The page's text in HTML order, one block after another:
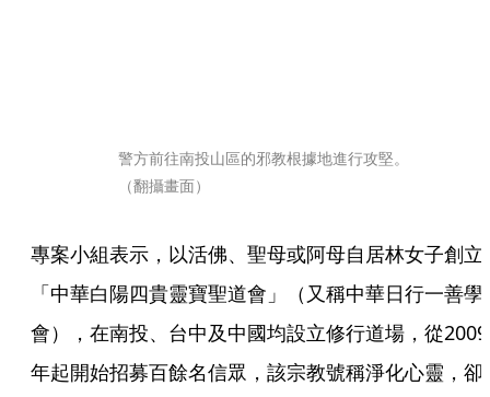
警方前往南投山區的邪教根據地進行攻堅。
（翻攝畫面）
專案小組表示，以活佛、聖母或阿母自居林女子創立
「中華白陽四貴靈寶聖道會」（又稱中華日行一善學
會），在南投、台中及中國均設立修行道場，從2009
年起開始招募百餘名信眾，該宗教號稱淨化心靈，卻